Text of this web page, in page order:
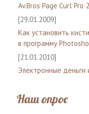
Av.Bros Page Curl Pro
[29.01.2009]
Как установить
в программу
[21.01.2010]
Электронные деньги
Наш опрос